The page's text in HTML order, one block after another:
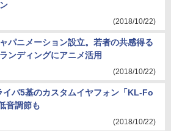
(2018/10/22)
パニメーション設立。若者の共感得る
ンディングにアニメ活用
(2018/10/22)
イバ5基のカスタムイヤフォン「KL-Fo
音調節も
(2018/10/22)